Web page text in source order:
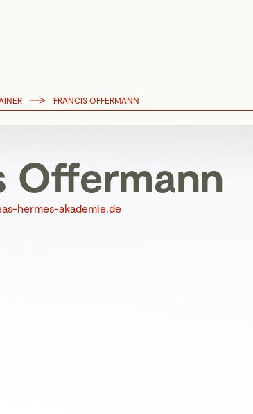
FRANCIS OFFERMANN
Offermann
hermes-akademie.de